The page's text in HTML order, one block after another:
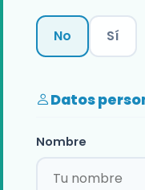
No Sí
Datos
Nombre